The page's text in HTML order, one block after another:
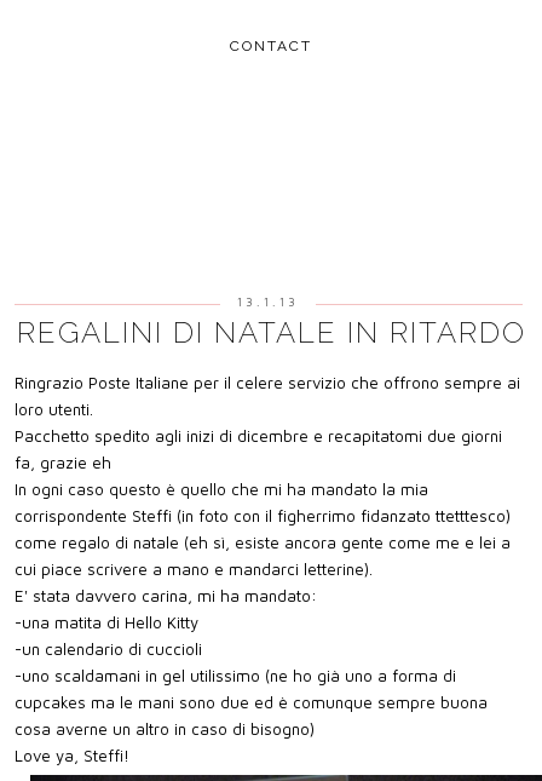
CONTACT
13.1.13
REGALINI DI NATALE IN RITARDO
Ringrazio Poste Italiane per il celere servizio che offrono sempre ai
loro utenti.
Pacchetto spedito agli inizi di dicembre e recapitatomi due giorni
fa, grazie eh
In ogni caso questo è quello che mi ha mandato la mia
corrispondente Steffi (in foto con il figherrimo fidanzato ttetttesco)
come regalo di natale (eh sì, esiste ancora gente come me e lei a
cui piace scrivere a mano e mandarci letterine).
E' stata davvero carina, mi ha mandato:
-una matita di Hello Kitty
-un calendario di cuccioli
-uno scaldamani in gel utilissimo (ne ho già uno a forma di
cupcakes ma le mani sono due ed è comunque sempre buona
cosa averne un altro in caso di bisogno)
Love ya, Steffi!